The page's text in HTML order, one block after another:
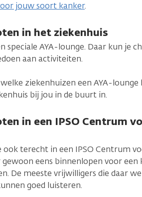
jouw soort kanker.
in het ziekenhuis
speciale AYA-lounge. Daar kun je
aan activiteiten.
welke ziekenhuizen een AYA-lounge
bij jou in de buurt in.
in een IPSO Centrum
terecht in een IPSO Centrum
eens binnenlopen voor een
De meeste vrijwilligers die daar
goed luisteren.